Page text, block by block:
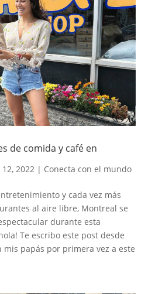
de comida y café en
2022| Conecta con el mundo
y cada vez más
al aire libre, Montreal se
durante esta
Te escribo este post desde
mis papás por primera vez a este